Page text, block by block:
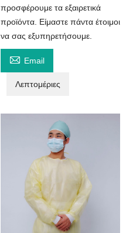
προσφέρουμε τα εξαιρετικά
προϊόντα. Είμαστε πάντα έτοιμοι
να σας εξυπηρετήσουμε.
 Email
Λεπτομέριες